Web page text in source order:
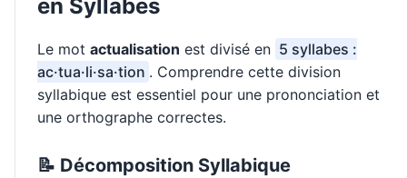
en Syllabes
Le mot actualisation est divisé en 5 syllabes :
ac·tua·li·sa·tion . Comprendre cette division
syllabique est essentiel pour une prononciation et
une orthographe correctes.
📝 Décomposition Syllabique